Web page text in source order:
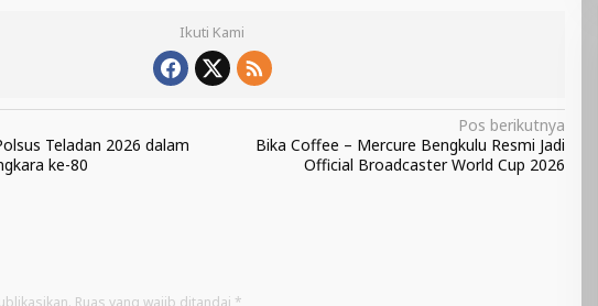
Ikuti Kami
Teladan 2026 dalam
ke-80
Pos berikutnya
Bika Coffee – Mercure Bengkulu Resmi Jadi
Official Broadcaster World Cup 2026
Ruas yang wajib ditandai *